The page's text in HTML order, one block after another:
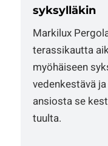
syksylläkin
Markilux
terassikautta
myöhäiseen
vedenkestävä
ansiosta se
tuulta.